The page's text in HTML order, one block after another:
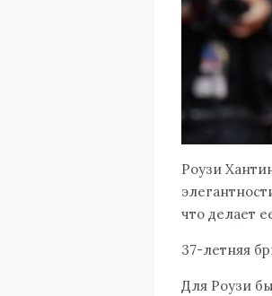
Роузи
что делает
37-летняя
Для Роузи